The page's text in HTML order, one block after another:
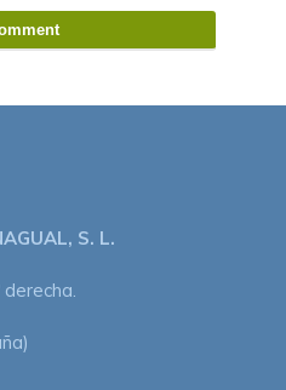
S. L.
derecha.